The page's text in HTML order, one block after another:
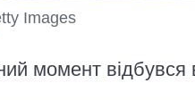
Images
момент відбувся